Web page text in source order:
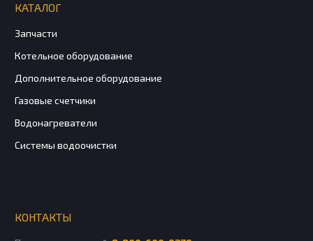
КАТАЛОГ
Запчасти
Котельное оборудование
Дополнительное оборудование
Газовые счетчики
Водонагреватели
Системы водоочистки
КОНТАКТЫ